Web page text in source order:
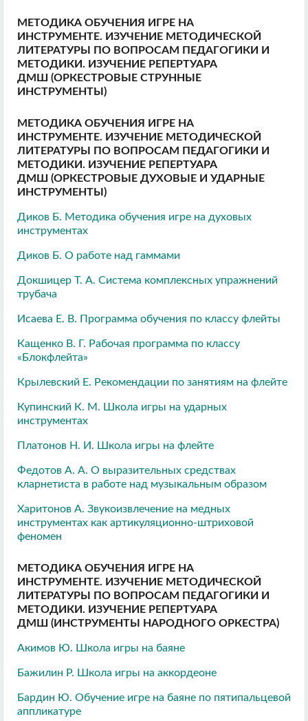
МЕТОДИКА ОБУЧЕНИЯ ИГРЕ НА
ИНСТРУМЕНТЕ. ИЗУЧЕНИЕ МЕТОДИЧЕСКОЙ
ЛИТЕРАТУРЫ ПО ВОПРОСАМ ПЕДАГОГИКИ И
МЕТОДИКИ. ИЗУЧЕНИЕ РЕПЕРТУАРА
ДМШ (ОРКЕСТРОВЫЕ СТРУННЫЕ
ИНСТРУМЕНТЫ)
МЕТОДИКА ОБУЧЕНИЯ ИГРЕ НА
ИНСТРУМЕНТЕ. ИЗУЧЕНИЕ МЕТОДИЧЕСКОЙ
ЛИТЕРАТУРЫ ПО ВОПРОСАМ ПЕДАГОГИКИ И
МЕТОДИКИ. ИЗУЧЕНИЕ РЕПЕРТУАРА
ДМШ (ОРКЕСТРОВЫЕ ДУХОВЫЕ И УДАРНЫЕ
ИНСТРУМЕНТЫ)
Диков Б. Методика обучения игре на духовых
инструментах
Диков Б. О работе над гаммами
Докшицер Т. А. Система комплексных упражнений
трубача
Исаева Е. В. Программа обучения по классу флейты
Кащенко В. Г. Рабочая программа по классу
«Блокфлейта»
Крылевский Е. Рекомендации по занятиям на флейте
Купинский К. М. Школа игры на ударных
инструментах
Платонов Н. И. Школа игры на флейте
Федотов А. А. О выразительных средствах
кларнетиста в работе над музыкальным образом
Харитонов А. Звукоизвлечение на медных
инструментах как артикуляционно-штриховой
феномен
МЕТОДИКА ОБУЧЕНИЯ ИГРЕ НА
ИНСТРУМЕНТЕ. ИЗУЧЕНИЕ МЕТОДИЧЕСКОЙ
ЛИТЕРАТУРЫ ПО ВОПРОСАМ ПЕДАГОГИКИ И
МЕТОДИКИ. ИЗУЧЕНИЕ РЕПЕРТУАРА
ДМШ (ИНСТРУМЕНТЫ НАРОДНОГО ОРКЕСТРА)
Акимов Ю. Школа игры на баяне
Бажилин Р. Школа игры на аккордеоне
Бардин Ю. Обучение игре на баяне по пятипальцевой
аппликатуре